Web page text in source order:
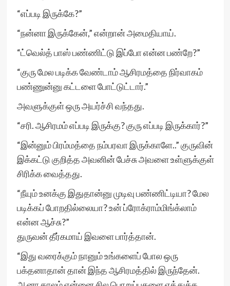
“எப்படி இருக்கே?”
“நன்னா இருக்கேன்,” என்றான் அமைதியாய்.
“ட்வெல்த் பாஸ் பண்ணிட்டு இப்போ என்ன பண்றே?”
“குரு மேல படிக்க வேண்டாம் ஆசிரமத்தை நிர்வாகம்
பண்ணுன்னு கட்டளை போட்டுட்டார்.”
அவளுக்குள் ஒரு அயர்ச்சி வந்தது.
“சரி. ஆசிரமம் எப்படி இருக்கு? குரு எப்படி இருக்கார்?”
“இன்னும் பிரம்மத்தை நம்பரவா இருக்காளே..” குருவின்
இக்கட்டு குறித்த அவனின் பேச்சு அவளை உள்ளுக்குள்
சிரிக்க வைத்தது.
“நீயும் உனக்கு இதுதான்னு முடிவு பண்ணிட்டியா? மேல
படிக்கப் போறதில்லையா? உன் ப்ரோக்ராம்மிங்க்லாம்
என்ன ஆச்சு?”
துருவன் தீர்கமாய் இவளை பார்த்தான்.
“இது வரைக்கும் நானும் உங்களைப் போல ஒரு
பக்தனாதான் தான் இந்த ஆசிரமத்தில் இருந்தேன்.